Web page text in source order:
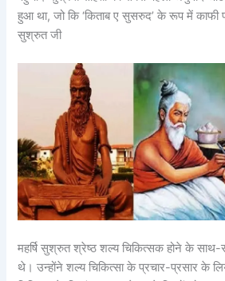
हुआ था, जो कि ‘किताब ए सुसरुद’ के रूप में काफी
सुश्रुत जी
महर्षि सुश्रुत श्रेष्ठ शल्य चिकित्सक होने के साथ-
थे। उन्होंने शल्य चिकित्सा के प्रचार-प्रसार के